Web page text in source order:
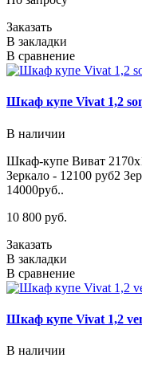
Заказать
В закладки
В сравнение
Шкаф купе Vivat 1,2
В наличии
Шкаф-купе Виват
Зеркало - 12100 руб2
14000руб..
10 800 руб.
Заказать
В закладки
В сравнение
Шкаф купе Vivat 1,2
В наличии